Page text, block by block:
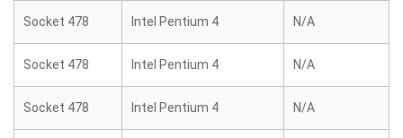
Socket 478 Intel Pentium 4 N/A
Socket 478 Intel Pentium 4 N/A
Socket 478 Intel Pentium 4 N/A